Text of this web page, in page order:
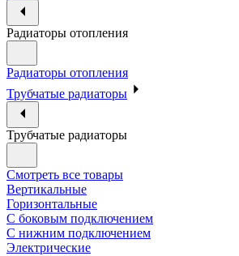
Радиаторы отопления
Радиаторы отопления
Трубчатые радиаторы
Трубчатые радиаторы
Смотреть все товары
Вертикальные
Горизонтальные
С боковым подключением
С нижним подключением
Электрические